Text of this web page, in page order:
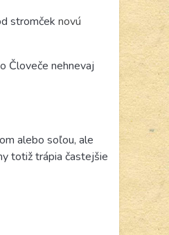
stromček novú
Človeče nehnevaj
alebo soľou, ale
totiž trápia častejšie